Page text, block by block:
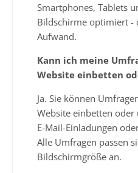
Smartphones, Tablets
Bildschirme optimiert -
Aufwand.
Kann ich meine
Website einbetten
Ja. Sie können
Website einbetten oder
E-Mail-Einladungen
Alle Umfragen passen
Bildschirmgröße an.